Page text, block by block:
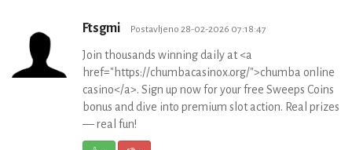
Ftsgmi Postavljeno 28-02-2026 07:18:47
Join thousands winning daily at <a
href="https://chumbacasinox.org/">chumba online
casino</a>. Sign up now for your free Sweeps Coins
bonus and dive into premium slot action. Real prizes
— real fun!